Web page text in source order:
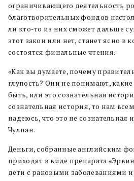
ограничивающего деятельность
благотворительных фондов
ли кто-то из них сможет дальше
этот закон или нет, станет ясно в
состоятся финальные чтения.
«Как вы думаете, почему
глупость? Они не понимают,
быть, или это сознательная
сознательная история, то нам
надеюсь, что это не сознательная
Чулпан.
Деньги, собранные английским
приходят в виде препарата
дети с раковыми заболеваниями и